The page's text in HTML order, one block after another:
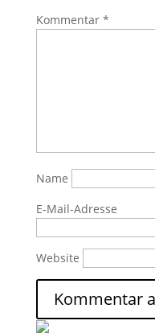
Kommentar *
Name
E-Mail-Adresse
Website